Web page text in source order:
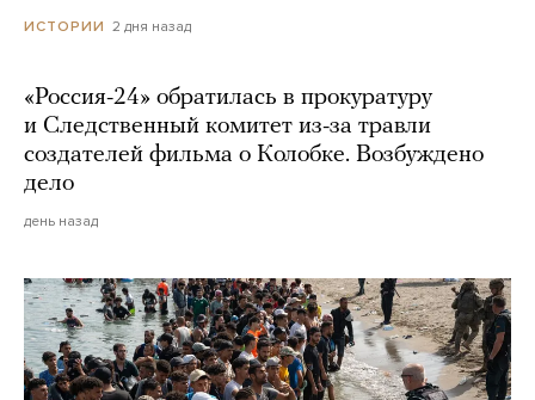
ИСТОРИИ 2 дня назад
«Россия-24» обратилась в прокуратуру
и Следственный комитет из-за травли
создателей фильма о Колобке. Возбуждено
дело
день назад